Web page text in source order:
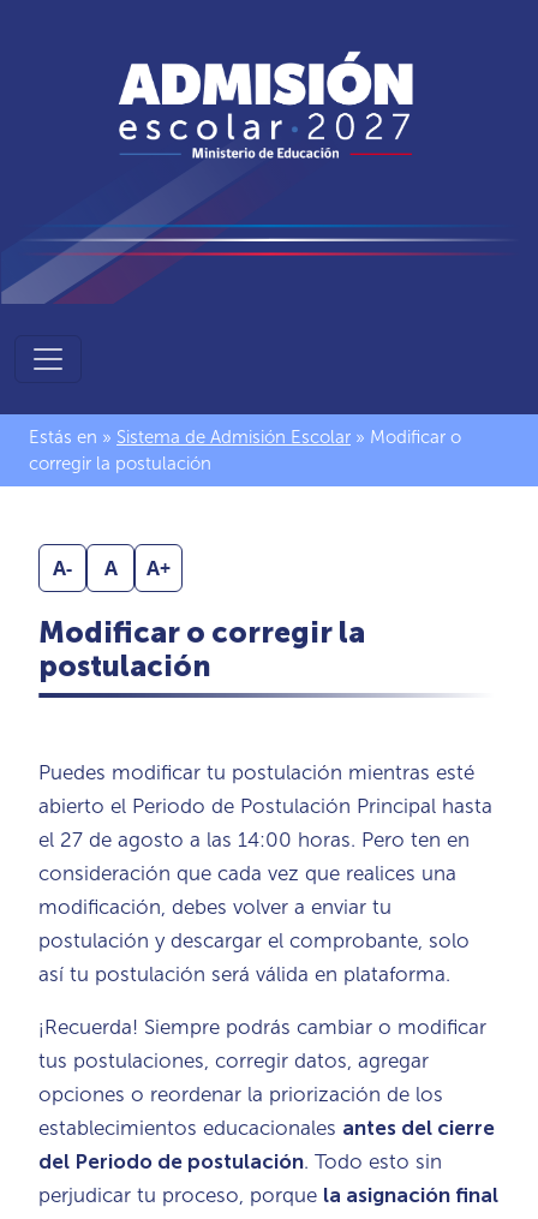
de
Admisión
Escolar
Estás en » Sistema de Admisión Escolar » Modificar o
corregir la postulación
A- A A+
Modificar o corregir la
postulación
Puedes modificar tu postulación mientras esté
abierto el Periodo de Postulación Principal hasta
el 27 de agosto a las 14:00 horas. Pero ten en
consideración que cada vez que realices una
modificación, debes volver a enviar tu
postulación y descargar el comprobante, solo
así tu postulación será válida en plataforma.
¡Recuerda! Siempre podrás cambiar o modificar
tus postulaciones, corregir datos, agregar
opciones o reordenar la priorización de los
establecimientos educacionales antes del cierre
del Periodo de postulación. Todo esto sin
perjudicar tu proceso, porque la asignación final